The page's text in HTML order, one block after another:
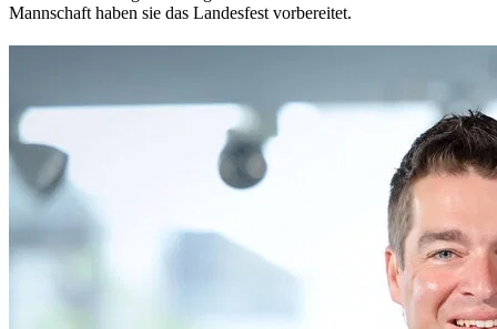
Mannschaft haben sie das Landesfest vorbereitet.